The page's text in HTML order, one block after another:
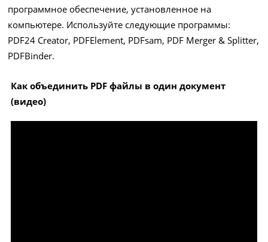
программное обеспечение, установленное на
компьютере. Используйте следующие программы:
PDF24 Creator, PDFElement, PDFsam, PDF Merger & Splitter,
PDFBinder.
Как объединить PDF файлы в один документ
(видео)